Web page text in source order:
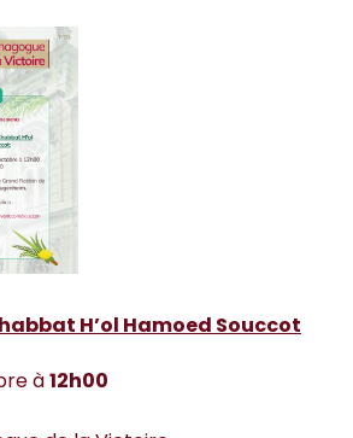
H’ol Hamoed Souccot
à12h00